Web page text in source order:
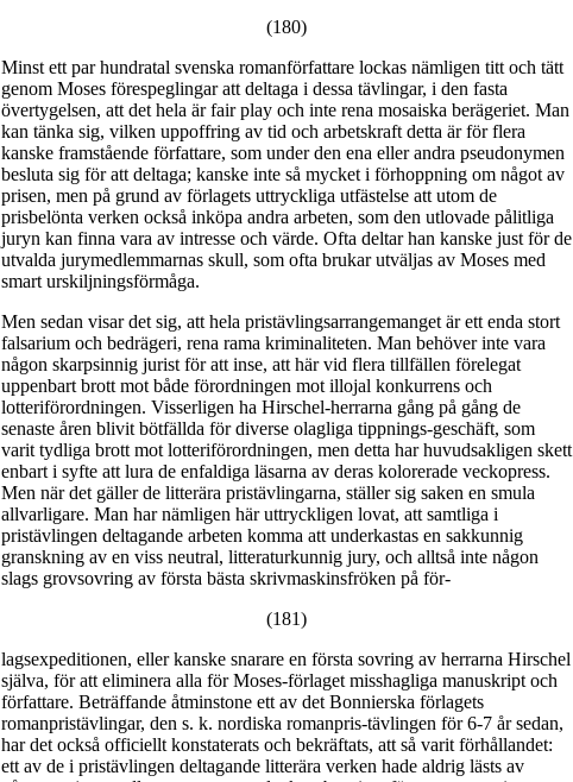
(180)
Minst ett par hundratal svenska romanförfattare lockas nämligen titt och tätt
genom Moses förespeglingar att deltaga i dessa tävlingar, i den fasta
övertygelsen, att det hela är fair play och inte rena mosaiska berägeriet. Man
kan tänka sig, vilken uppoffring av tid och arbetskraft detta är för flera
kanske framstående författare, som under den ena eller andra pseudonymen
besluta sig för att deltaga; kanske inte så mycket i förhoppning om något av
prisen, men på grund av förlagets uttryckliga utfästelse att utom de
prisbelönta verken också inköpa andra arbeten, som den utlovade pålitliga
juryn kan finna vara av intresse och värde. Ofta deltar han kanske just för de
utvalda jurymedlemmarnas skull, som ofta brukar utväljas av Moses med
smart urskiljningsförmåga.
Men sedan visar det sig, att hela pristävlingsarrangemanget är ett enda stort
falsarium och bedrägeri, rena rama kriminaliteten. Man behöver inte vara
någon skarpsinnig jurist för att inse, att här vid flera tillfällen förelegat
uppenbart brott mot både förordningen mot illojal konkurrens och
lotteriförordningen. Visserligen ha Hirschel-herrarna gång på gång de
senaste åren blivit bötfällda för diverse olagliga tippnings-geschäft, som
varit tydliga brott mot lotteriförordningen, men detta har huvudsakligen skett
enbart i syfte att lura de enfaldiga läsarna av deras kolorerade veckopress.
Men när det gäller de litterära pristävlingarna, ställer sig saken en smula
allvarligare. Man har nämligen här uttryckligen lovat, att samtliga i
pristävlingen deltagande arbeten komma att underkastas en sakkunnig
granskning av en viss neutral, litteraturkunnig jury, och alltså inte någon
slags grovsovring av första bästa skrivmaskinsfröken på för-
(181)
lagsexpeditionen, eller kanske snarare en första sovring av herrarna Hirschel
själva, för att eliminera alla för Moses-förlaget misshagliga manuskript och
författare. Beträffande åtminstone ett av det Bonnierska förlagets
romanpristävlingar, den s. k. nordiska romanpris-tävlingen för 6-7 år sedan,
har det också officiellt konstaterats och bekräftats, att så varit förhållandet:
ett av de i pristävlingen deltagande litterära verken hade aldrig lästs av